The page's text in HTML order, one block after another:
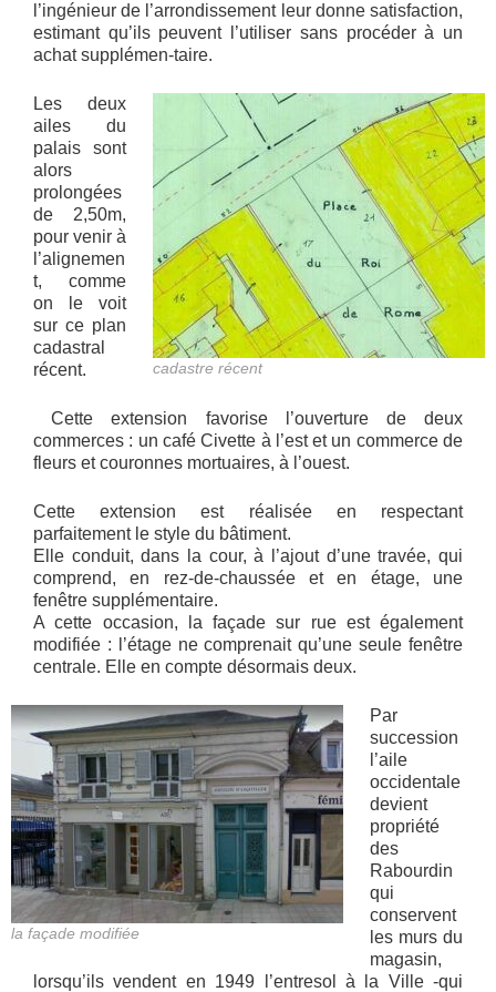
l’ingénieur de l’arrondissement leur donne satisfaction,
estimant qu’ils peuvent l’utiliser sans procéder à un
achat supplémen-taire.
cadastre récent
Les deux
ailes du
palais sont
alors
prolongées
de 2,50m,
pour venir à
l’alignemen
t, comme
on le voit
sur ce plan
cadastral
récent.
Cette extension favorise l’ouverture de deux
commerces : un café Civette à l’est et un commerce de
fleurs et couronnes mortuaires, à l’ouest.
Cette extension est réalisée en respectant
parfaitement le style du bâtiment.
Elle conduit, dans la cour, à l’ajout d’une travée, qui
comprend, en rez-de-chaussée et en étage, une
fenêtre supplémentaire.
A cette occasion, la façade sur rue est également
modifiée : l’étage ne comprenait qu’une seule fenêtre
centrale. Elle en compte désormais deux.
la façade modifiée
Par
succession
l’aile
occidentale
devient
propriété
des
Rabourdin
qui
conservent
les murs du
magasin,
lorsqu’ils vendent en 1949 l’entresol à la Ville -qui